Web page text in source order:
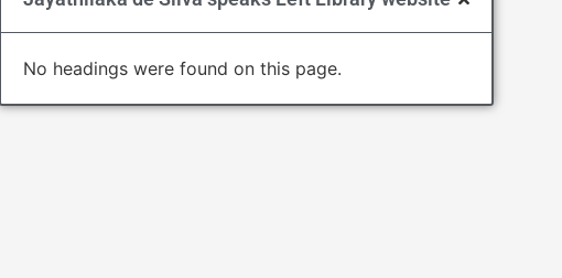
No headings were found on this page.